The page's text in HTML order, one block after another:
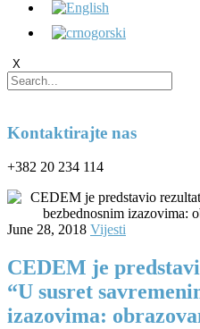
X
Kontaktirajte nas
+382 20 234 114
June 28, 2018 Vijesti
CEDEM je
“U susret
izazovima: